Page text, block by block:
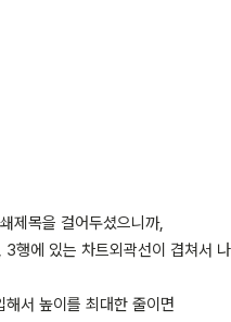
제목을 걸어두셨으니까,
3행에 있는 차트외곽선이 겹쳐서
서 높이를 최대한 줄이면